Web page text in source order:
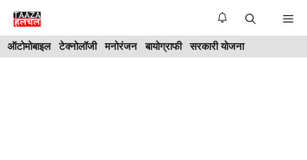
Skip
content
ऑटोमोबाइल टेक्नोलॉजी मनोरंजन बायोग्राफी सरकारी योजना